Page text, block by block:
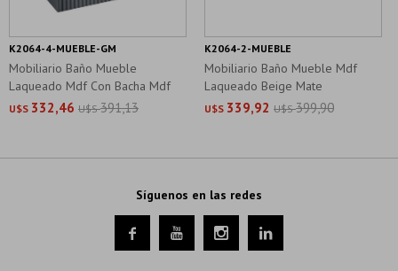
Mobiliario Baño Mueble
Laqueado Mdf Con Bacha Mdf
Gris
U$S 332,46 U$S 391,13
K2064-4-MUEBLE-GM
Mobiliario Baño Mueble Mdf
Laqueado Beige Mate
U$S 339,92 U$S 399,90
K2064-2-MUEBLE
Síguenos en las redes
   